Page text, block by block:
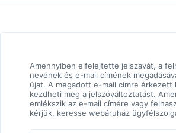
Amennyiben elfelejtette jelszavát, a
nevének és e-mail címének
újat. A megadott e-mail címre érkezett
kezdheti meg a jelszóváltoztatást.
emlékszik az e-mail címére vagy
kérjük, keresse webáruház